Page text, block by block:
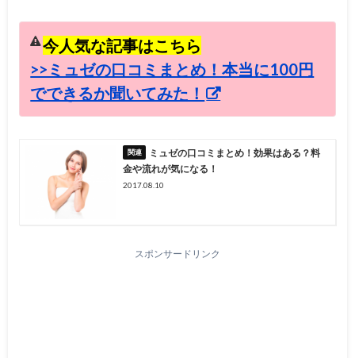
今人気な記事はこちら
>>ミュゼの口コミまとめ！本当に100円
でできるか聞いてみた！
ミュゼの口コミまとめ！効果はある？料
金や流れが気になる！
2017.08.10
スポンサードリンク